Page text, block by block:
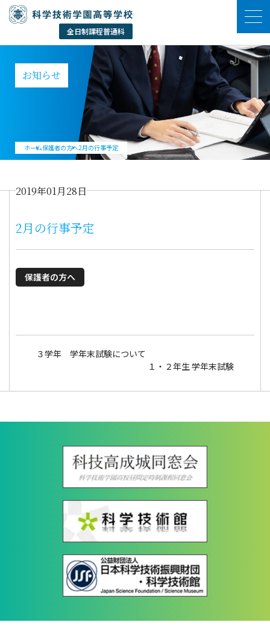
お知らせ
ホーム保護者の方へ2月の行事予定
2019年01月28日
2月の行事予定
保護者の方へ
３学年 学年末試験について
１・２年生 学年末試験